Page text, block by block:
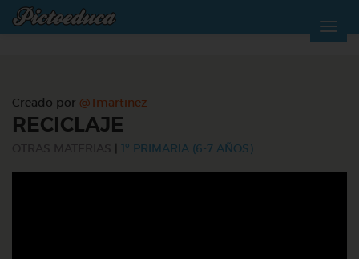
Creado por @Tmartinez
RECICLAJE
1º PRIMARIA (6-7 AÑOS)